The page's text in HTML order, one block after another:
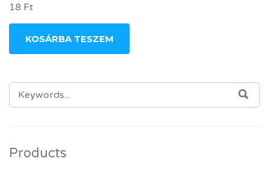
18 Ft
KOSÁRBA TESZEM
SEARCH FOR:
Products